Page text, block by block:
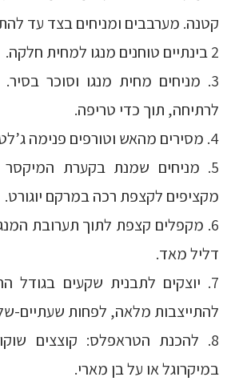
קטנה. מערבבים ומניחים בצד עד
2 בינתיים טוחנים מנגו למחית חלקה.
3. מניחים מחית מנגו וסוכר
לרתיחה, תוך כדי טריפה.
4. מסירים מהאש וטורפים פנימה ג’לטין.
5. מניחים שמנת בקערת המיקסר
מקציפים לקצפת רכה במרקם יוגורט.
6. מקפלים קצפת לתוך תערובת
דליל מאד.
7. יוצקים לתבנית שקעים בגודל
להתייצבות מלאה, לפחות שעתיים-
8. להכנת הטראפלס: קוצצים
במיקרוגל או על בן מארי.